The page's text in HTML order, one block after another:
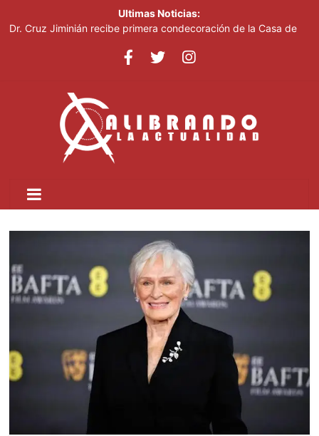
Ultimas Noticias:
Dr. Cruz Jiminián recibe primera condecoración de la Casa de
El mundo del fútbol despide a Jorge Messi, padre del astro
Johnny Pujols: "Hay decenas de miles de ciudadanos que
quieren inscribirse en el PLD"
César Fernández acusa al Gobierno de presentar logros que no
reflejan la realidad económica